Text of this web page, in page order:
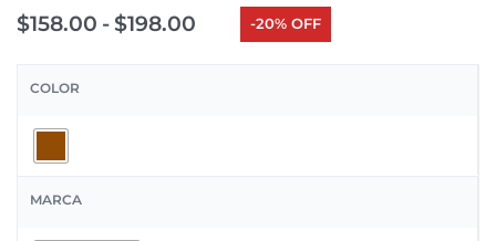
$158.00 $198.00 -20% OFF
COLOR
MARCA